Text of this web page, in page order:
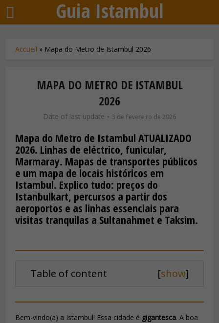
Guia Istambul
Accueil » Mapa do Metro de Istambul 2026
MAPA DO METRO DE ISTAMBUL
2026
Date of last update 3 de Fevereiro de 2026
Mapa do Metro de Istambul ATUALIZADO
2026. Linhas de eléctrico, funicular,
Marmaray. Mapas de transportes públicos
e um mapa de locais históricos em
Istambul. Explico tudo: preços do
Istanbulkart, percursos a partir dos
aeroportos e as linhas essenciais para
visitas tranquilas a Sultanahmet e Taksim.
Table of content [show]
Bem-vindo(a) a Istambul! Essa cidade é gigantesca. A boa